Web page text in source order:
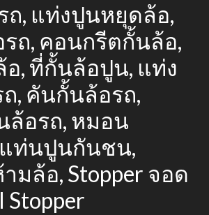
ถ, แท่งปูนหยุดล้อ,
ถ, คอนกรีตกั้นล้อ,
, ที่กั้นล้อปูน, แท่ง
, คันกั้นล้อรถ,
อรถ, หมอน
ท่นปูนกันชน,
มล้อ, Stopper จอด
Stopper